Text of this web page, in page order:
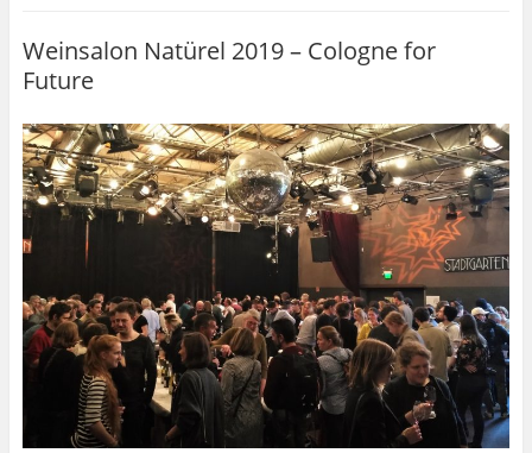
Weinsalon Natürel 2019 – Cologne for
Future